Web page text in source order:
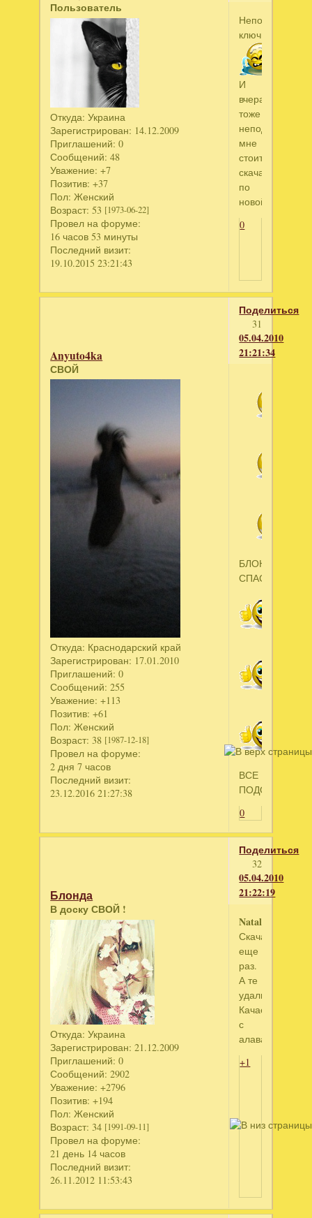
Пользователь
Откуда: Украина
Зарегистрирован: 14.12.2009
Приглашений: 0
Сообщений: 48
Уважение: +7
Позитив: +37
Пол: Женский
Возраст: 53 [1973-06-22]
Провел на форуме:
16 часов 53 минуты
Последний визит:
19.10.2015 23:21:43
Неподходят
ключики
И
вчера
тоже
мне
стоит
скачать
по
новой????
0
Поделиться
31
05.04.2010
21:21:34
Anyuto4ka
СВОЙ
Откуда: Краснодарский край
Зарегистрирован: 17.01.2010
Приглашений: 0
Сообщений: 255
Уважение: +113
Позитив: +61
Пол: Женский
Возраст: 38 [1987-12-18]
Провел на форуме:
2 дня 7 часов
Последний визит:
23.12.2016 21:27:38
БЛОНДА,
СПАСИБО!!!
ВСЕ
ПОДОШЛО!!!
0
Поделиться
32
05.04.2010
21:22:19
Блонда
В доску СВОЙ !
Откуда: Украина
Зарегистрирован: 21.12.2009
Приглашений: 0
Сообщений: 2902
Уважение: +2796
Позитив: +194
Пол: Женский
Возраст: 34 [1991-09-11]
Провел на форуме:
21 день 14 часов
Последний визит:
26.11.2012 11:53:43
Nataliya
Скачай,
еще
раз.
А те
удали.
Качаешь
с
алавара?
+1